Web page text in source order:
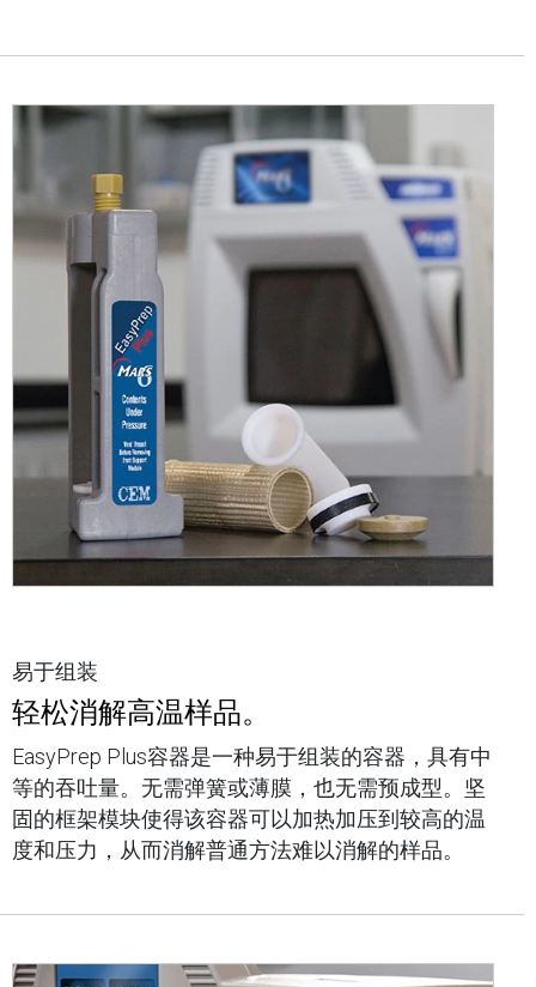
易于组装
轻松消解高温样品。
EasyPrep Plus容器是一种易于组装的容器，具有中
等的吞吐量。无需弹簧或薄膜，也无需预成型。坚
固的框架模块使得该容器可以加热加压到较高的温
度和压力，从而消解普通方法难以消解的样品。